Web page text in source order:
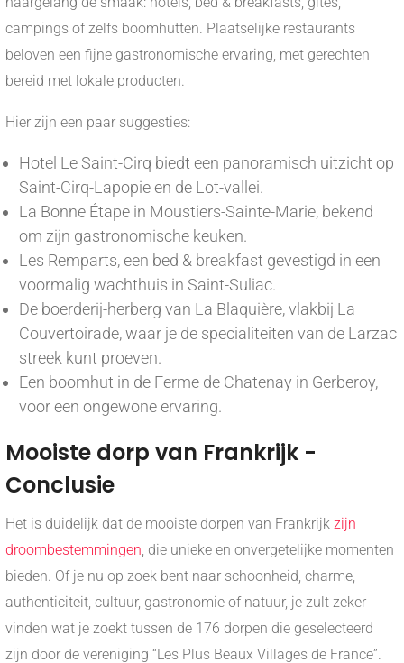
campings of zelfs boomhutten. Plaatselijke restaurants
beloven een fijne gastronomische ervaring, met gerechten
bereid met lokale producten.
Hier zijn een paar suggesties:
Hotel Le Saint-Cirq biedt een panoramisch uitzicht op
Saint-Cirq-Lapopie en de Lot-vallei.
La Bonne Étape in Moustiers-Sainte-Marie, bekend
om zijn gastronomische keuken.
Les Remparts, een bed & breakfast gevestigd in een
voormalig wachthuis in Saint-Suliac.
De boerderij-herberg van La Blaquière, vlakbij La
Couvertoirade, waar je de specialiteiten van de Larzac
streek kunt proeven.
Een boomhut in de Ferme de Chatenay in Gerberoy,
voor een ongewone ervaring.
Mooiste dorp van Frankrijk -
Conclusie
Het is duidelijk dat de mooiste dorpen van Frankrijk zijn
droombestemmingen, die unieke en onvergetelijke momenten
bieden. Of je nu op zoek bent naar schoonheid, charme,
authenticiteit, cultuur, gastronomie of natuur, je zult zeker
vinden wat je zoekt tussen de 176 dorpen die geselecteerd
zijn door de vereniging “Les Plus Beaux Villages de France”.